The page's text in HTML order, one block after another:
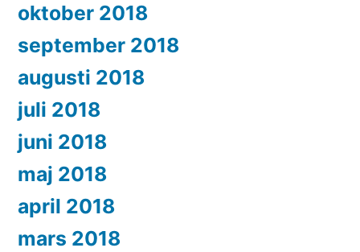
oktober 2018
september 2018
augusti 2018
juli 2018
juni 2018
maj 2018
april 2018
mars 2018